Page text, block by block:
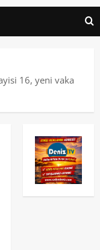
16, yeni vaka